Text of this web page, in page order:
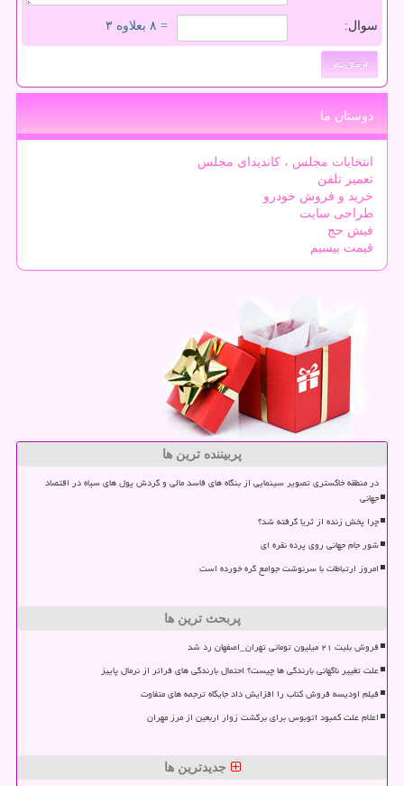
سوال: = ۸ بعلاوه ۳
دوستان ما
انتخابات مجلس ، کاندیدای مجلس
تعمیر تلفن
خرید و فروش خودرو
طراحی سایت
فیش حج
قیمت بیسیم
پربیننده ترین ها
در منطقه خاکستری تصویر سینمایی از بنگاه های فاسد مالی و گردش پول های سیاه در اقتصاد
جهانی
چرا پخش زنده از ثریا گرفته شد؟
شور جام جهانی روی پرده نقره ای
امروز ارتباطات با سرنوشت جوامع گره خورده است
پربحث ترین ها
فروش بلیت ۲۱ میلیون تومانی تهران_اصفهان رد شد
علت تغییر ناگهانی بارندگی ها چیست؟ احتمال بارندگی های فراتر از نرمال پاییز
فیلم اودیسه فروش کتاب را افزایش داد جایگاه ترجمه های متفاوت
اعلام علت کمبود اتوبوس برای برگشت زوار اربعین از مرز مهران
جدیدترین ها